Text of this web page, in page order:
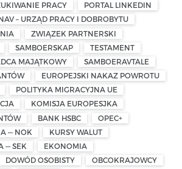
PRACY
PORTAL LINKEDIN
– URZĄD PRACY I DOBROBYTU
ZWIĄZEK PARTNERSKI
SAMBOERSKAP
TESTAMENT
MAJĄTKOWY
SAMBOERAVTALE
EUROPEJSKI NAKAZ POWROTU
POLITYKA MIGRACYJNA UE
KOMISJA EUROPESJKA
BANK HSBC
OPEC+
— NOK
KURSY WALUT
— SEK
EKONOMIA
DOWÓD OSOBISTY
OBCOKRAJOWCY